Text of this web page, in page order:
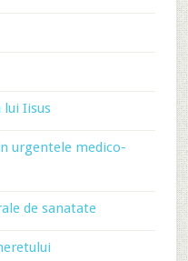
lui Iisus
urgentele medico-
de sanatate